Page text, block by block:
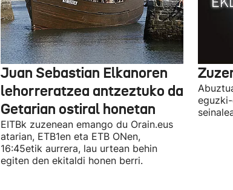
Juan Sebastian Elkanoren
lehorreratzea antzeztuko da
Getarian ostiral honetan
EITBk zuzenean emango du Orain.eus
atarian, ETB1en eta ETB ONen,
16:45etik aurrera, lau urtean behin
egiten den ekitaldi honen berri.
eguzki-